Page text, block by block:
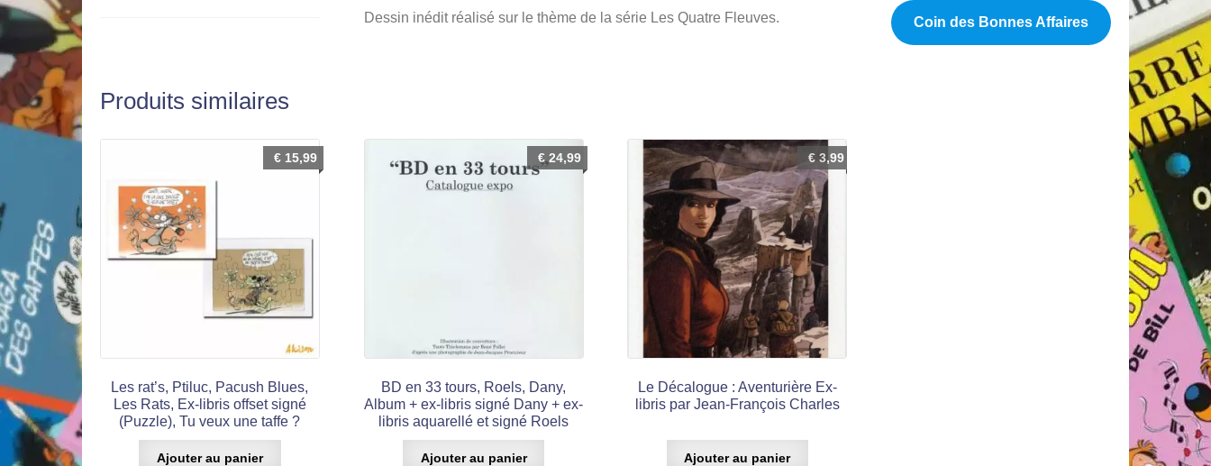
patiner
Dessin inédit réalisé sur le thème de la série Les Quatre Fleuves.
Produits similaires
Les rat’s, Ptiluc, Pacush Blues,
Les Rats, Ex-libris offset signé
(Puzzle), Tu veux une taffe ?
€15,99
Ajouter au panier
BD en 33 tours, Roels, Dany,
Album + ex-libris signé Dany + ex-
libris aquarellé et signé Roels
€24,99
Ajouter au panier
Le Décalogue : Aventurière Ex-
libris par Jean-François Charles
€ 3,99
Ajouter au panier
Coin des Bonnes Affaires